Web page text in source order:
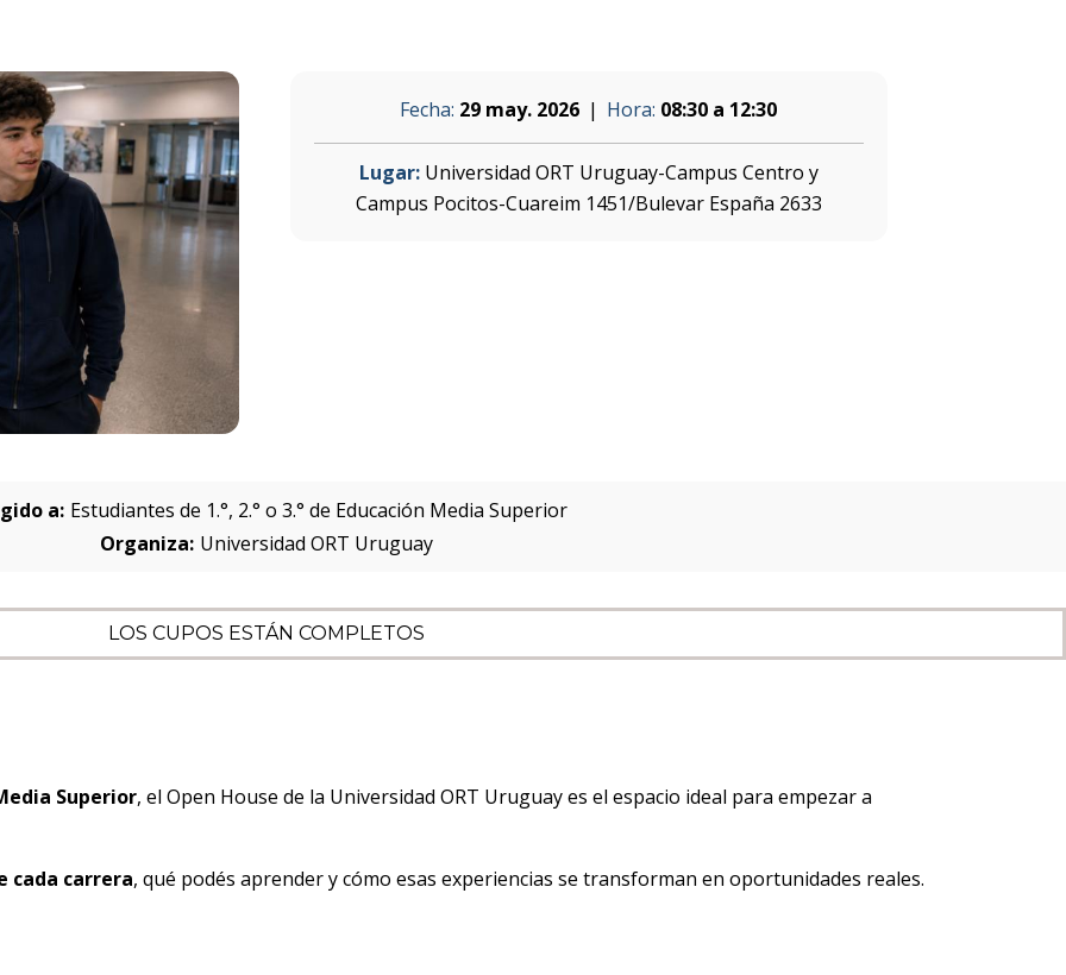
Fecha: 29 may. 2026 Hora: 08:30 a 12:30
Lugar: Universidad ORT Uruguay-Campus Centro y
Campus Pocitos-Cuareim 1451/Bulevar España 2633
a: Estudiantes de 1.°, 2.° o 3.° de Educación Media Superior
Organiza: Universidad ORT Uruguay
LOS CUPOS ESTÁN COMPLETOS
Superior, el Open House de la Universidad ORT Uruguay es el espacio ideal para empezar a
cada carrera, qué podés aprender y cómo esas experiencias se transforman en oportunidades reales.